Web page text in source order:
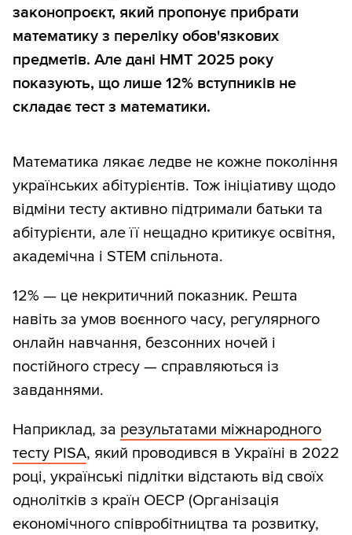
законопроєкт, який пропонує прибрати
математику з переліку обов'язкових
предметів. Але дані НМТ 2025 року
показують, що лише 12% вступників не
складає тест з математики.
Математика лякає ледве не кожне покоління
українських абітурієнтів. Тож ініціативу щодо
відміни тесту активно підтримали батьки та
абітурієнти, але її нещадно критикує освітня,
академічна і STEM спільнота.
12% — це некритичний показник. Решта
навіть за умов воєнного часу, регулярного
онлайн навчання, безсонних ночей і
постійного стресу — справляються із
завданнями.
Наприклад, за результатами міжнародного
тесту PISA, який проводився в Україні в 2022
році, українські підлітки відстають від своїх
однолітків з країн ОЕСР (Організація
економічного співробітництва та розвитку,